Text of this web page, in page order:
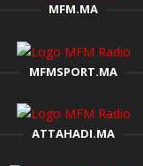
MFM.MA
MFMSPORT.MA
ATTAHADI.MA